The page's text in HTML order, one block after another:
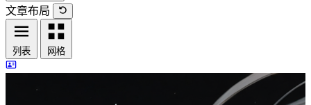
文章布局
列表 网格